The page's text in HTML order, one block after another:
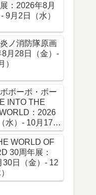
：2026年8月
9月2日（水）
炎ノ消防隊原画
8月28日（金）-
）
ボボーボ・ボー
INTO THE
：2026
水）- 10月17日
WORLD OF
30周年展：
30日（金）- 12